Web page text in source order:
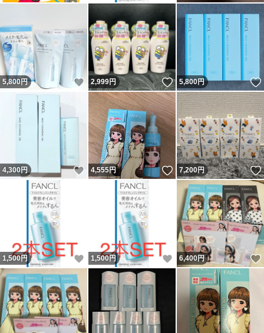
5,800円 いいね！
2,999円 いいね！
5,800円
4,300円 いいね！
4,555円 いいね！
7,200円
1,500円 いいね！
1,500円 いいね！
6,400円